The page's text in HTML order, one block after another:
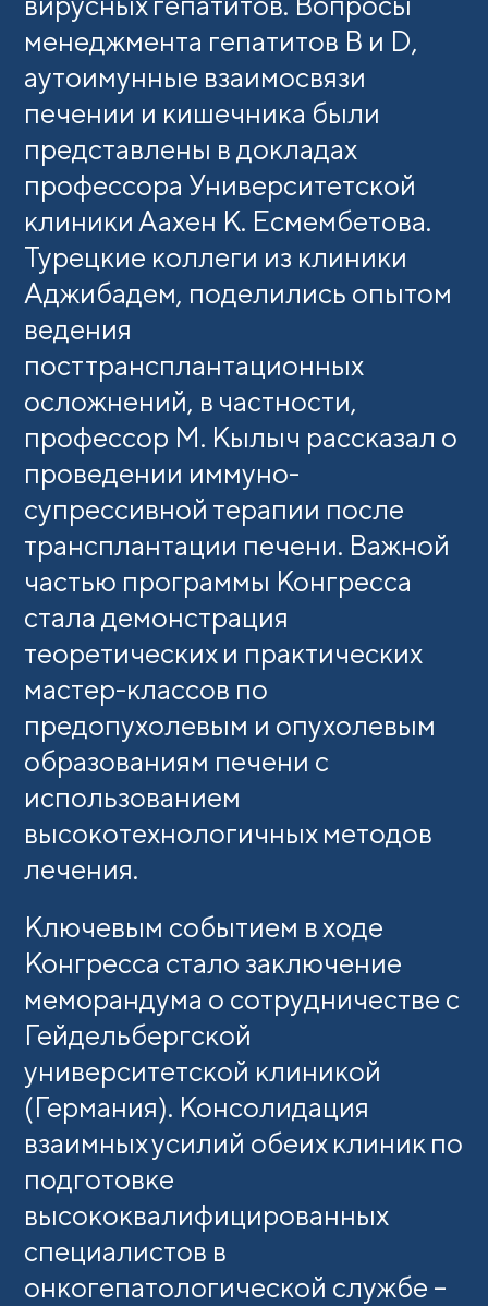
менеджмента гепатитов B и D,
аутоимунные взаимосвязи
печении и кишечника были
представлены в докладах
профессора Университетской
клиники Аахен К. Есмембетова.
Турецкие коллеги из клиники
Аджибадем, поделились опытом
ведения
посттрансплантационных
осложнений, в частности,
профессор М. Кылыч рассказал о
проведении иммуно-
супрессивной терапии после
трансплантации печени. Важной
частью программы Конгресса
стала демонстрация
теоретических и практических
мастер-классов по
предопухолевым и опухолевым
образованиям печени с
использованием
высокотехнологичных методов
лечения.
Ключевым событием в ходе
Конгресса стало заключение
меморандума о сотрудничестве с
Гейдельбергской
университетской клиникой
(Германия). Консолидация
взаимных усилий обеих клиник по
подготовке
высококвалифицированных
специалистов в
онкогепатологической службе –